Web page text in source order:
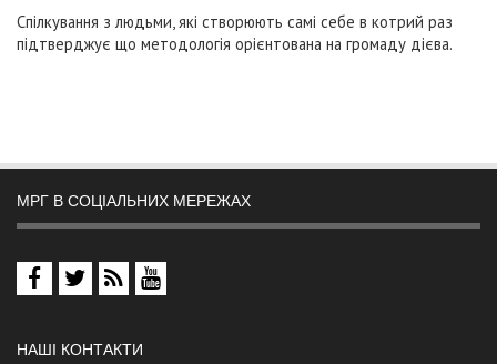
Спілкування з людьми, які створюють самі себе в котрий раз
підтверджує що методологія орієнтована на громаду дієва.
МРГ В СОЦІАЛЬНИХ МЕРЕЖАХ
НАШІ КОНТАКТИ